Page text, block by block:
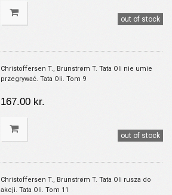
out of stock
Christoffersen T., Brunstrøm T. Tata Oli nie umie
przegrywać. Tata Oli. Tom 9
167.00 kr.
out of stock
Christoffersen T., Brunstrøm T. Tata Oli rusza do
akcji. Tata Oli. Tom 11